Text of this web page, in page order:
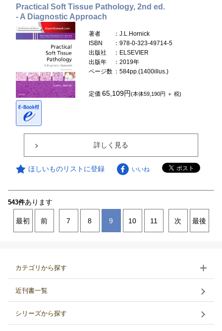
Practical Soft Tissue Pathology, 2nd ed.
- A Diagnostic Approach
著者
：J.L.Hornick
ISBN
：978-0-323-49714-5
出版社
：ELSEVIER
出版年
：2019年
ページ数 ：584pp.(1400illus.)
定価65,109円(本体59,190円 ＋ 税)
詳しく見る
ほしいものリストに登録 いいね
543件あります
最初 前 7 8 9 10 11 次 最後
カテゴリから探す
近刊書一覧
シリーズから探す